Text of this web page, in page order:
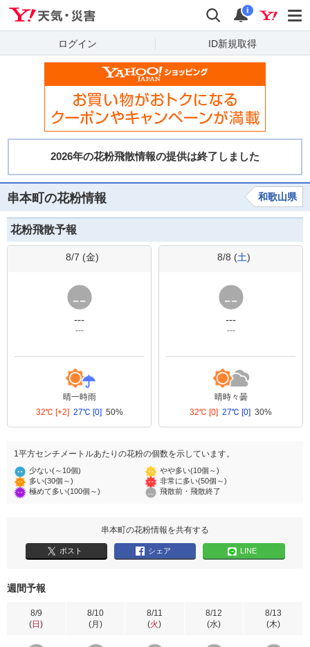
検索 通知
i
ログイン ID新規取得
串本町の花粉情報 和歌山県
花粉飛散予報
8/7 (金)
---
---
晴一時雨
32℃ [+2] 27℃ [0] 50%
8/8 (土)
---
---
晴時々曇
32℃ [0] 27℃ [0] 30%
1平方センチメートルあたりの花粉の個数を示しています。
少ない(～10個)
やや多い(10個～)
多い(30個～)
非常に多い(50個～)
極めて多い(100個～)
飛散前・飛散終了
串本町の花粉情報を共有する
ポスト シェア LINE
週間予報
8/9
(日)
8/10
(月 )
8/11
(火)
8/12
(水)
8/13
(木)